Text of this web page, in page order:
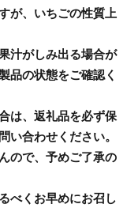
が、いちごの性質上
汁がしみ出る場合が
品の状態をご確認く
は、返礼品を必ず保
い合わせください。
ので、予めご了承の
べくお早めにお召し